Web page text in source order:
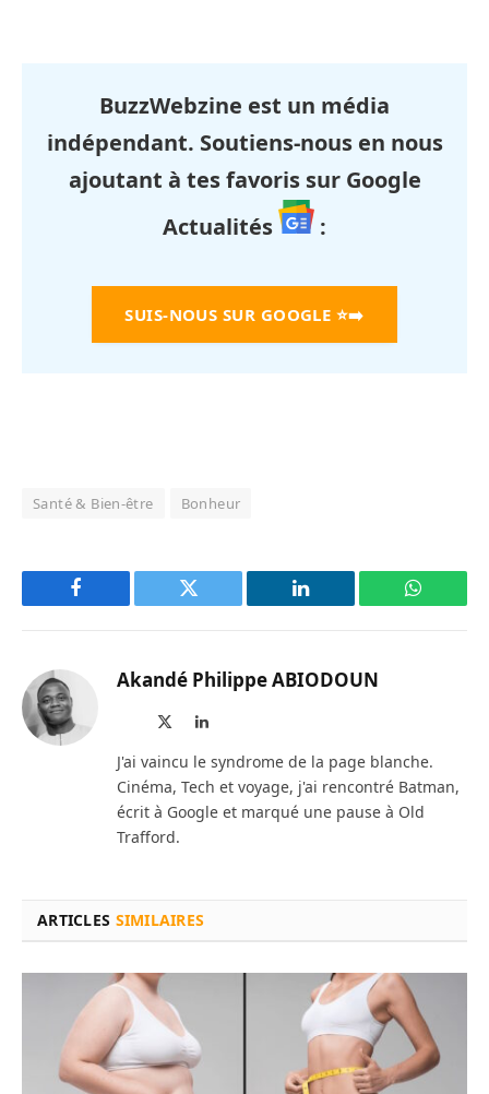
BuzzWebzine est un média
indépendant. Soutiens-nous en nous
ajoutant à tes favoris sur Google
Actualités
:
SUIS-NOUS SUR GOOGLE ⭐➡️
Santé & Bien-être Bonheur
Facebook Twitter LinkedIn
Akandé Philippe ABIODOUN
LinkedIn
J'ai vaincu le syndrome de la page blanche.
Cinéma, Tech et voyage, j'ai rencontré Batman,
écrit à Google et marqué une pause à Old
Trafford.
ARTICLES SIMILAIRES